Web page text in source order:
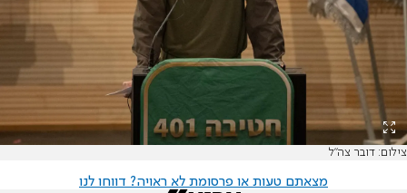
צילום: דובר צה"ל
מצאתם טעות או פרסומת לא ראויה? דווחו לנו